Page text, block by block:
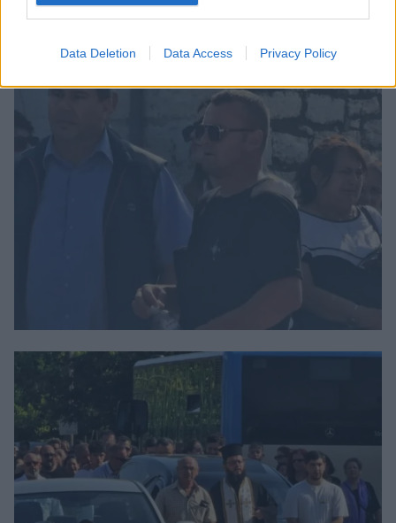
Data Deletion Data Access Privacy Policy